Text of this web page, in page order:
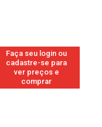
Faça seu login ou
cadastre-se para
ver preços e
comprar